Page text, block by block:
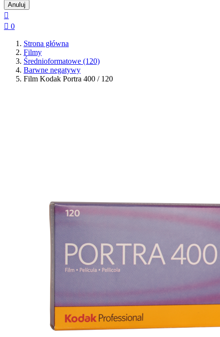
Anuluj

 0
Strona główna
Filmy
Średnioformatowe (120)
Barwne negatywy
Film Kodak Portra 400 / 120